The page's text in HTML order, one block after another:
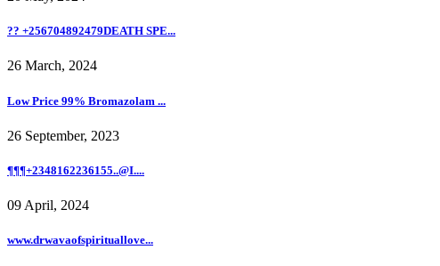
?? +256704892479DEATH SPE...
26 March, 2024
Low Price 99% Bromazolam ...
26 September, 2023
¶¶¶+2348162236155..@I....
09 April, 2024
www.drwavaofspirituallove...